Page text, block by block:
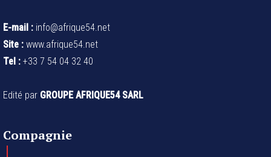
E-mail : info@afrique54.net
Site : www.afrique54.net
Tel : +33 7 54 04 32 40
Edité par GROUPE AFRIQUE54 SARL
Compagnie